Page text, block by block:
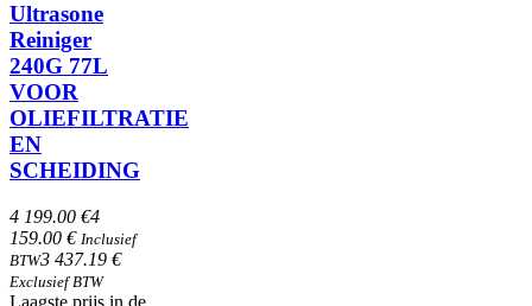
Ultrasone
Reiniger
240G 77L
VOOR
OLIEFILTRATIE
EN
SCHEIDING
4 199.00 €4
159.00 € Inclusief
BTW3 437.19 €
Exclusief BTW
Laagste prijs in de